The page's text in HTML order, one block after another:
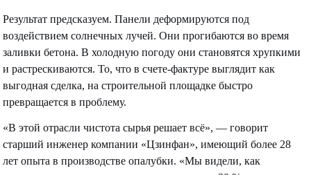
Результат предсказуем. Панели деформируются под
воздействием солнечных лучей. Они прогибаются во время
заливки бетона. В холодную погоду они становятся хрупкими
и растрескиваются. То, что в счете-фактуре выглядит как
выгодная сделка, на строительной площадке быстро
превращается в проблему.
«В этой отрасли чистота сырья решает всё», — говорит
старший инженер компании «Цзинфан», имеющий более 28
лет опыта в производстве опалубки. «Мы видели, как